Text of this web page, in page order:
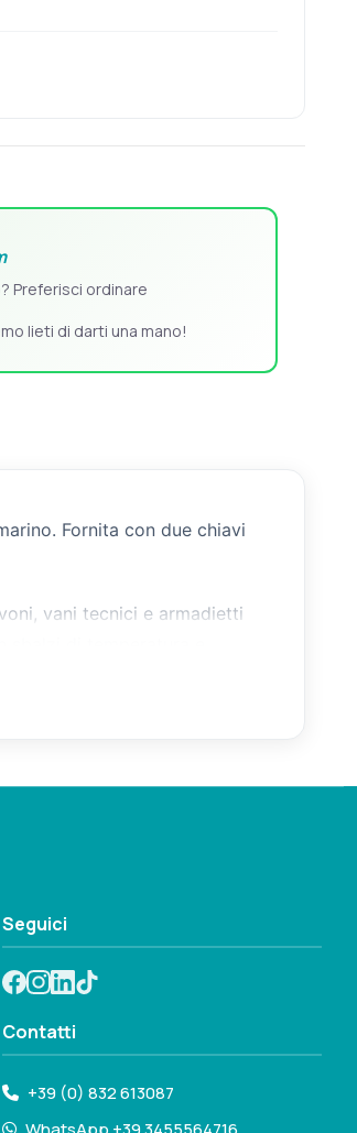
Preferisci ordinare
lieti di darti una mano!
Fornita con due chiavi
vani tecnici e armadietti
Seguici
Contatti
+39 (0) 832 613087